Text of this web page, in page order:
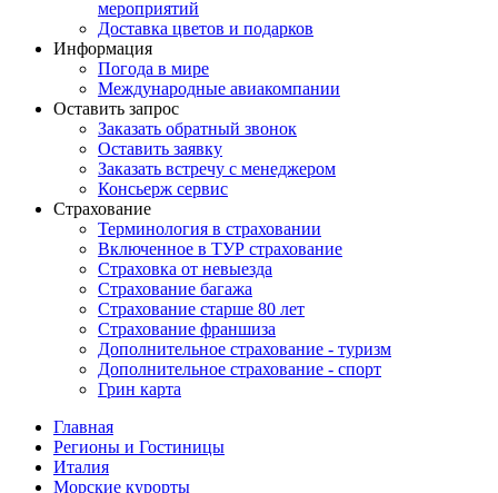
мероприятий
Доставка цветов и подарков
Информация
Погода в мире
Международные авиакомпании
Оставить запрос
Заказать обратный звонок
Оставить заявку
Заказать встречу с менеджером
Консьерж сервис
Страхование
Терминология в страховании
Включенное в ТУР страхование
Страховка от невыезда
Страхование багажа
Страхование старше 80 лет
Страхование франшиза
Дополнительное страхование - туризм
Дополнительное страхование - спорт
Грин карта
Главная
Регионы и Гостиницы
Италия
Морские курорты